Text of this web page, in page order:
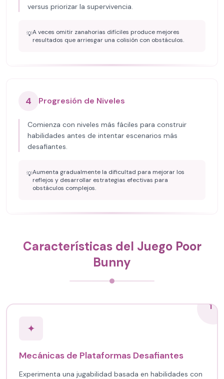
versus priorizar la supervivencia.
💡A veces omitir zanahorias difíciles produce mejores
resultados que arriesgar una colisión con obstáculos.
4 Progresión de Niveles
Comienza con niveles más fáciles para construir
habilidades antes de intentar escenarios más
desafiantes.
💡Aumenta gradualmente la dificultad para mejorar los
reflejos y desarrollar estrategias efectivas para
obstáculos complejos.
Características del Juego Poor
Bunny
1
✦
Mecánicas de Plataformas Desafiantes
Experimenta una jugabilidad basada en habilidades con